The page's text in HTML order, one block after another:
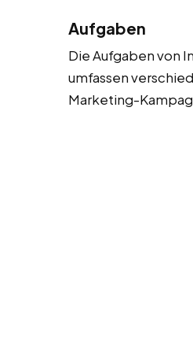
Aufgaben
Die Aufgaben von
umfassen
Marketing-